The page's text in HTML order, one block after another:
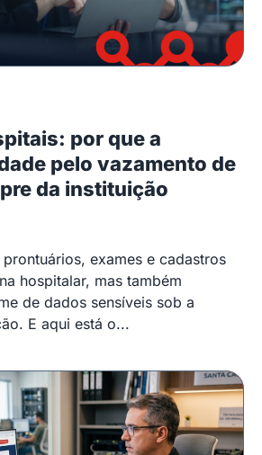
por que a
pelo vazamento de
da instituição
exames e cadastros
hospitalar, mas também
de dados sensíveis sob a
E aqui está o...